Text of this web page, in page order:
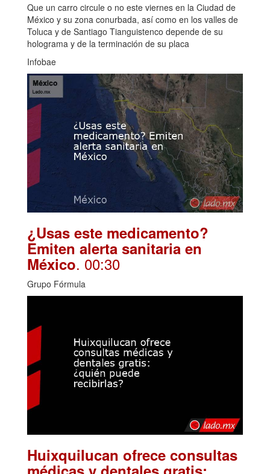
Que un carro circule o no este viernes en la Ciudad de
México y su zona conurbada, así como en los valles de
Toluca y de Santiago Tianguistenco depende de su
holograma y de la terminación de su placa
Infobae
¿Usas este medicamento?
Emiten alerta sanitaria en
México. 00:30
Grupo Fórmula
Huixquilucan ofrece consultas